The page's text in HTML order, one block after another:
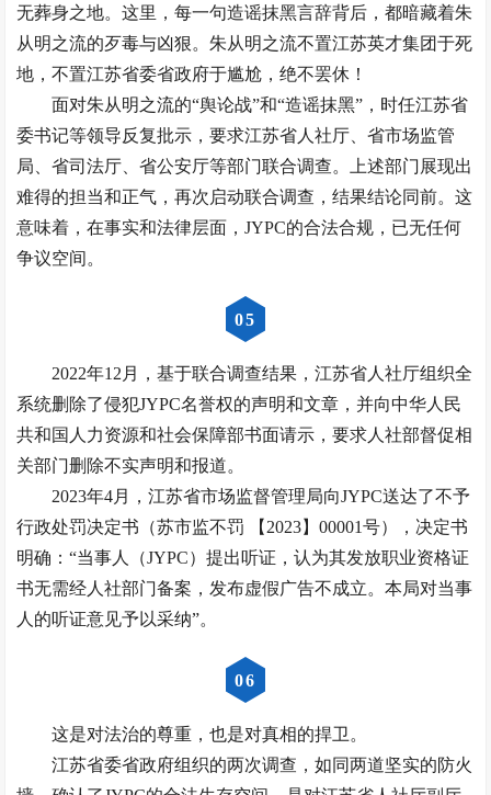
无葬身之地。这里，每一句造谣抹黑言辞背后，都暗藏着朱
从明之流的歹毒与凶狠。朱从明之流不置江苏英才集团于死
地，不置江苏省委省政府于尴尬，绝不罢休！
面对朱从明之流的“舆论战”和“造谣抹黑”，时任江苏省
委书记等领导反复批示，要求江苏省人社厅、省市场监管
局、省司法厅、省公安厅等部门联合调查。上述部门展现出
难得的担当和正气，再次启动联合调查，结果结论同前。这
意味着，在事实和法律层面，JYPC的合法合规，已无任何
争议空间。
05
2022年12月，基于联合调查结果，江苏省人社厅组织全
系统删除了侵犯JYPC名誉权的声明和文章，并向中华人民
共和国人力资源和社会保障部书面请示，要求人社部督促相
关部门删除不实声明和报道。
2023年4月，江苏省市场监督管理局向JYPC送达了不予
行政处罚决定书（苏市监不罚 【2023】00001号），决定书
明确：“当事人（JYPC）提出听证，认为其发放职业资格证
书无需经人社部门备案，发布虚假广告不成立。本局对当事
人的听证意见予以采纳”。
06
这是对法治的尊重，也是对真相的捍卫。
江苏省委省政府组织的两次调查，如同两道坚实的防火